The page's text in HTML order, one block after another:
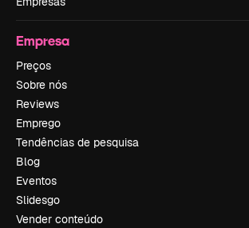
Empresa
Preços
Sobre nós
Reviews
Emprego
Tendências de pesquisa
Blog
Eventos
Slidesgo
Vender conteúdo